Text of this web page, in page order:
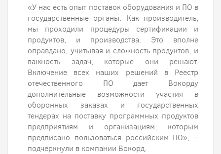
«У нас есть опыт поставок оборудования и ПО в
государственные органы. Как производитель,
мы проходили процедуры сертификации и
продуктов, и производства. Это вполне
оправдано, учитывая и сложность продуктов, и
важность задач, которые они решают.
Включение всех наших решений в Реестр
отечественного ПО дает Вокорду
дополнительные возможности участия в
оборонных заказах и государственных
тендерах на поставку программных продуктов
предприятиям и организациям, которым
предписано пользоваться российским ПО», –
подчеркнули в компании Вокорд.